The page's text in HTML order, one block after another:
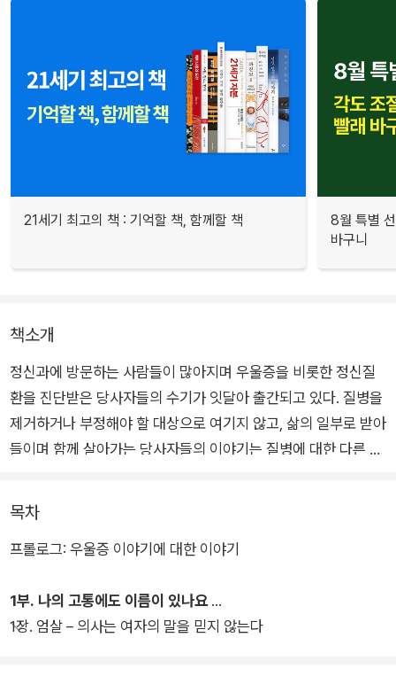
21세기 최고의 책 : 기억할 책, 함께할 책
8월 특별
바구니
책소개
정신과에 방문하는 사람들이 많아지며 우울증을 비롯한 정신질
환을 진단받은 당사자들의 수기가 잇달아 출간되고 있다. 질병을
제거하거나 부정해야 할 대상으로 여기지 않고, 삶의 일부로 받아
들이며 함께 살아가는 당사자들의 이야기는 질병에 대한 다른 관
하미나 작가는 이러한 흐름 속에서 다음과 같은 문제의식을 갖게
됐다. 모든 질병 서사는 그 자체로 귀하지만, 어떤 방식으로 설명
질병을 둘러싼 사회적·역사적 맥락을 살피기 어려워진다. 우울증
이 개인의 고통으로만 비칠 때, 그에 대한 해석은 개인의 환경과
목차
프롤로그: 우울증 이야기에 대한 이야기
1부. 나의 고통에도 이름이 있나요
1장. 엄살 – 의사는 여자의 말을 믿지 않는다